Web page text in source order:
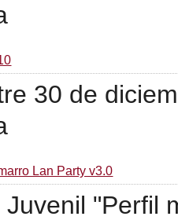
30 de
Lan Party v3.0
Juvenil "Perfil